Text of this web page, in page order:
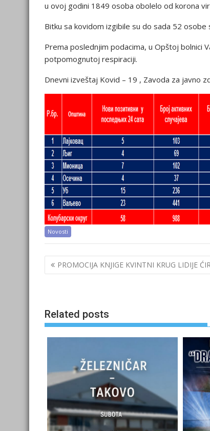
u ovoj godini 1849 osoba obolelo od korona
Bitku sa kovidom izgibile su do sada 52 osobe
Prema poslednjim podacima, u Opštoj bolnici
potpomognutoj respiraciji.
Dnevni izveštaj Kovid – 19 , Zavoda za javno
Novosti
Post
navigation
PROMOCIJA KNJIGE KVINTNI KRUG LIDIJE
Related posts